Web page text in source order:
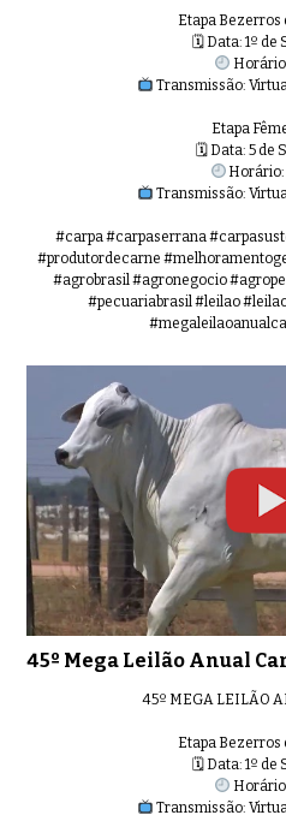
Etapa Bezerros
🗓 Data: 1º de
Transmissão:
Etapa
🗓 Data: 5 de
Transmissão:
#carpa #carpaserrana
#produtordecarne
#agrobrasil #agronegocio
#pecuariabrasil #leilao
45º MEGA LEILÃO
Etapa Bezerros
🗓 Data: 1º de
Transmissão: